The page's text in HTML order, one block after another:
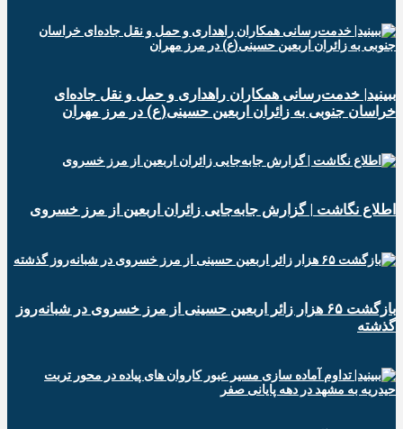
ببینید| خدمت‌رسانی همکاران راهداری و حمل و نقل جاده‌ای
خراسان جنوبی به زائران اربعین حسینی(ع) در مرز مهران
️اطلاع نگاشت | گزارش جابه‌جایی زائران اربعین از مرز خسروی
️بازگشت ۶۵ هزار زائر اربعین حسینی از مرز خسروی در شبانه‌روز
گذشته